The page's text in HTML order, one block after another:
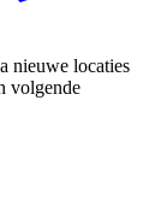
nieuwe locaties
volgende